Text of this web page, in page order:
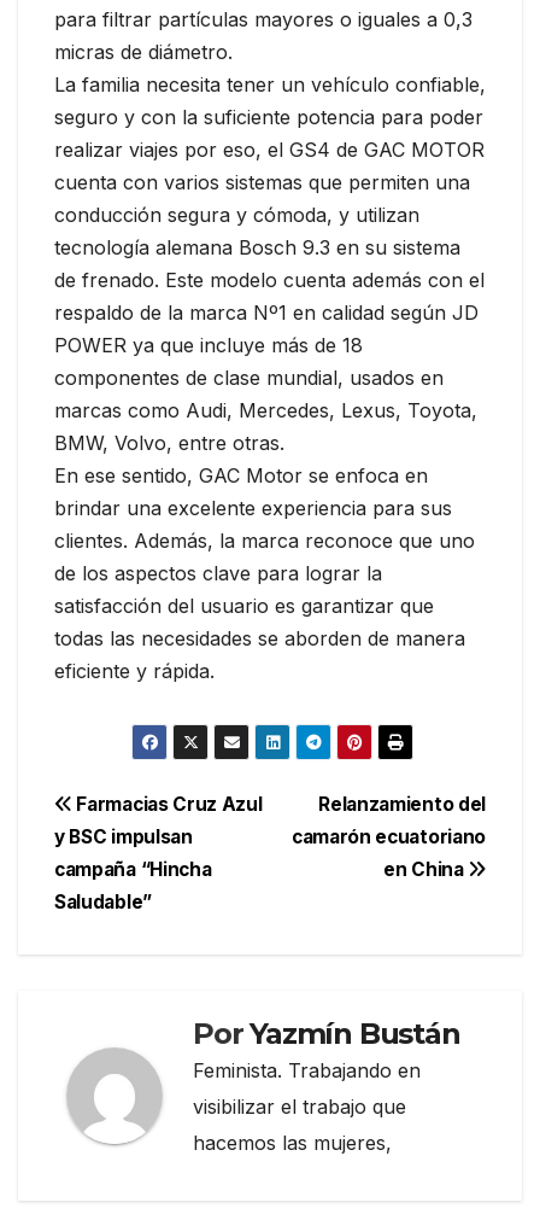
para filtrar partículas mayores o iguales a 0,3
micras de diámetro.
La familia necesita tener un vehículo confiable,
seguro y con la suficiente potencia para poder
realizar viajes por eso, el GS4 de GAC MOTOR
cuenta con varios sistemas que permiten una
conducción segura y cómoda, y utilizan
tecnología alemana Bosch 9.3 en su sistema
de frenado. Este modelo cuenta además con el
respaldo de la marca Nº1 en calidad según JD
POWER ya que incluye más de 18
componentes de clase mundial, usados en
marcas como Audi, Mercedes, Lexus, Toyota,
BMW, Volvo, entre otras.
En ese sentido, GAC Motor se enfoca en
brindar una excelente experiencia para sus
clientes. Además, la marca reconoce que uno
de los aspectos clave para lograr la
satisfacción del usuario es garantizar que
todas las necesidades se aborden de manera
eficiente y rápida.
Navegación
de
entradas
Relanzamiento del
camarón ecuatoriano
en China
Farmacias Cruz Azul
y BSC impulsan
campaña “Hincha
Saludable”
PorYazmín Bustán
Feminista. Trabajando en
visibilizar el trabajo que
hacemos las mujeres,